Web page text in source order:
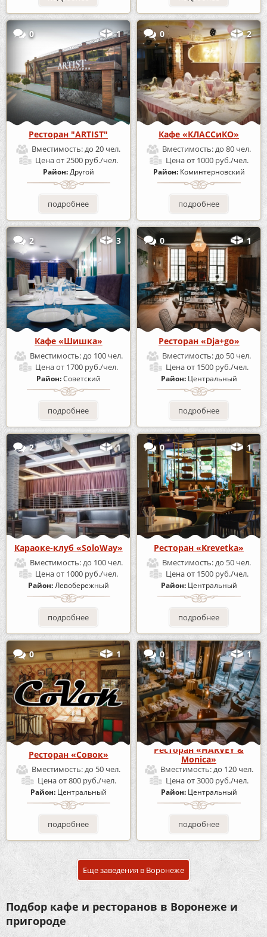
0 1
Ресторан "ARTIST"
Вместимость:до 20 чел.
Ценаот 2500 руб./чел.
Район:Другой
подробнее
0 2
Кафе «КЛАССиКО»
Вместимость:до 80 чел.
Ценаот 1000 руб./чел.
Район: Коминтерновский
подробнее
2 3
Кафе «Шишка»
Вместимость:до 100 чел.
Ценаот 1700 руб./чел.
Район:Советский
подробнее
0 1
Ресторан «Dja+go»
Вместимость:до 50 чел.
Ценаот 1500 руб./чел.
Район: Центральный
подробнее
2 1
Караоке-клуб «SoloWay»
Вместимость:до 100 чел.
Ценаот 1000 руб./чел.
Район:Левобережный
подробнее
0 1
Ресторан «Krevetka»
Вместимость:до 50 чел.
Ценаот 1500 руб./чел.
Район: Центральный
подробнее
0 1
Ресторан «Совок»
Вместимость:до 50 чел.
Ценаот 800 руб./чел.
Район: Центральный
подробнее
0 1
Ресторан «HARVEY &
Monica»
Вместимость:до 120 чел.
Ценаот 3000 руб./чел.
Район: Центральный
подробнее
Еще заведения в Воронеже
Подбор кафе и ресторанов в Воронеже и
пригороде